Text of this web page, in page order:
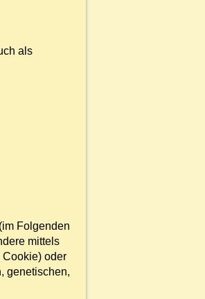
als
Folgenden
mittels
Cookie) oder
genetischen,